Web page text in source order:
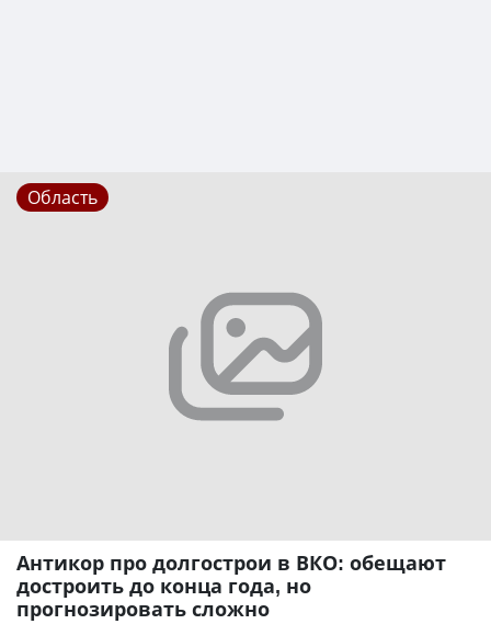
Область
Антикор про долгострои в ВКО: обещают
достроить до конца года, но
прогнозировать сложно